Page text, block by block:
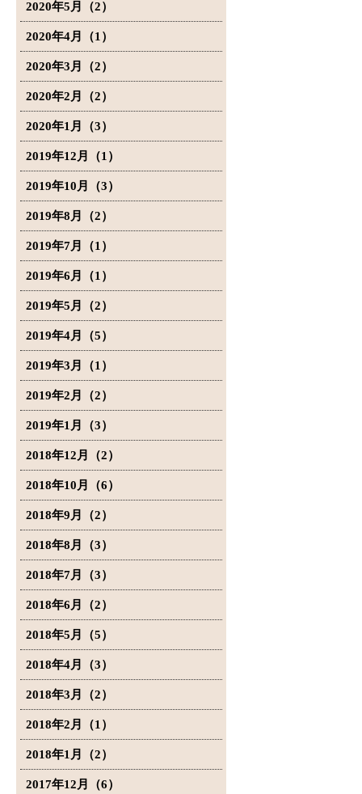
2020年5月（2）
2020年4月（1）
2020年3月（2）
2020年2月（2）
2020年1月（3）
2019年12月（1）
2019年10月（3）
2019年8月（2）
2019年7月（1）
2019年6月（1）
2019年5月（2）
2019年4月（5）
2019年3月（1）
2019年2月（2）
2019年1月（3）
2018年12月（2）
2018年10月（6）
2018年9月（2）
2018年8月（3）
2018年7月（3）
2018年6月（2）
2018年5月（5）
2018年4月（3）
2018年3月（2）
2018年2月（1）
2018年1月（2）
2017年12月（6）